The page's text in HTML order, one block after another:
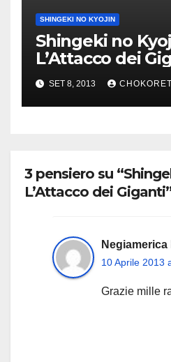
SHINGEKI NO KYOJIN
Shingeki no
L’Attacco dei
SET 8, 2013
3 pensiero su
L’Attacco dei
Negiamerica
10 Aprile 2013
Grazie mille